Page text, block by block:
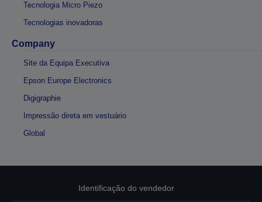
Tecnologia Micro Piezo
Tecnologias inovadoras
Company
Site da Equipa Executiva
Epson Europe Electronics
Digigraphie
Impressão direta em vestuário
Global
Identificação do vendedor